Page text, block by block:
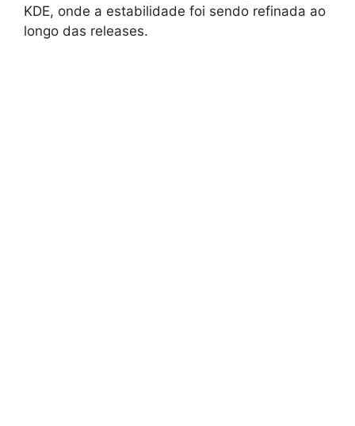
KDE, onde a estabilidade foi sendo refinada ao
longo das releases.